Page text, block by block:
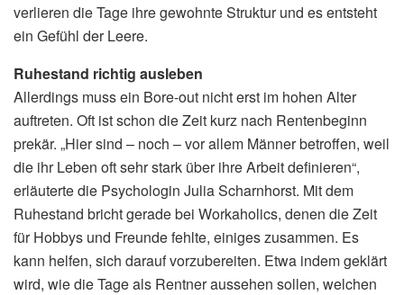
verlieren die Tage ihre gewohnte Struktur und es entsteht
ein Gefühl der Leere.
Ruhestand richtig ausleben
Allerdings muss ein Bore-out nicht erst im hohen Alter
auftreten. Oft ist schon die Zeit kurz nach Rentenbeginn
prekär. „Hier sind – noch – vor allem Männer betroffen, weil
die ihr Leben oft sehr stark über ihre Arbeit definieren“,
erläuterte die Psychologin Julia Scharnhorst. Mit dem
Ruhestand bricht gerade bei Workaholics, denen die Zeit
für Hobbys und Freunde fehlte, einiges zusammen. Es
kann helfen, sich darauf vorzubereiten. Etwa indem geklärt
wird, wie die Tage als Rentner aussehen sollen, welchen